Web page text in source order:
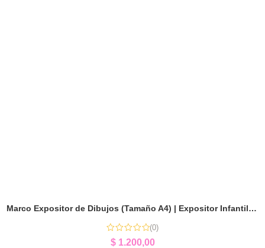
Marco Expositor de Dibujos (Tamaño A4) | Expositor Infantil Personalizado
(0)
$1.200,00